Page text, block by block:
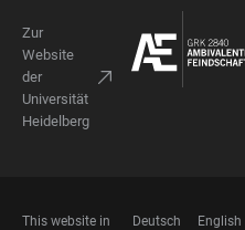
Zur
Website
der
Universität
Heidelberg
This website in Deutsch English